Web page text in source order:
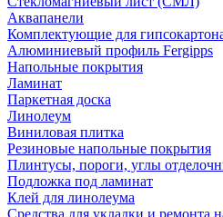
Аквапанели
Комплектующие для
Алюминиевый профиль Fergipps
Напольные покрытия
Ламинат
Паркетная доска
Линолеум
Виниловая плитка
Резиновые напольные покрытия
Плинтусы, пороги, углы
Подложка под ламинат
Клей для линолеума
Средства для укладки и ремонта